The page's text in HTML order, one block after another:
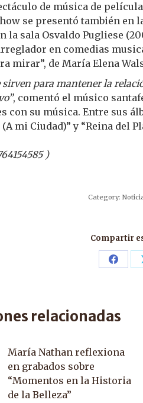
de música de
se presentó también en
la sala Osvaldo Pugliese
en comedias
mirar”, de María Elena
sirven para mantener la
, comentó el músico
con su música. Entre sus
mi Ciudad)” y “Reina del
)
Category:
Compartir
Share
relacionadas
María Nathan reflexiona
en grabados sobre
“Momentos en la Historia
de la Belleza”